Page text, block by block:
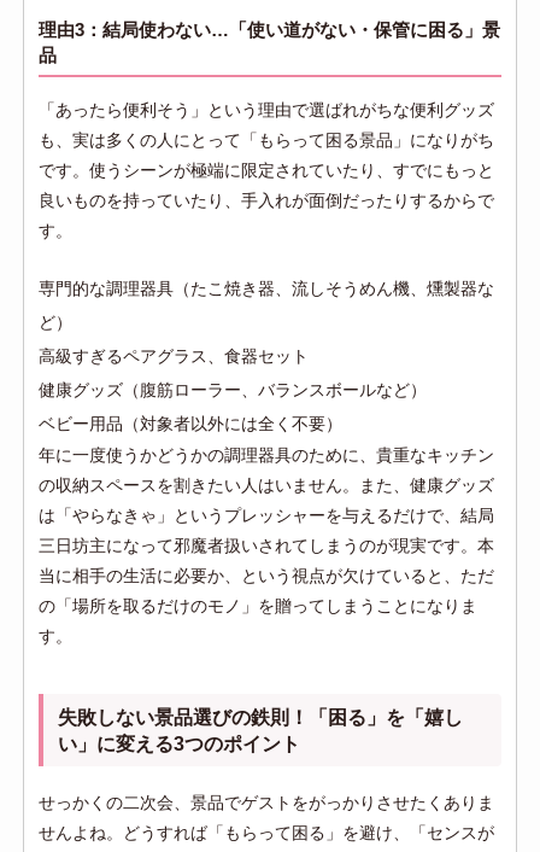
理由3：結局使わない…「使い道がない・保管に困る」景
品
「あったら便利そう」という理由で選ばれがちな便利グッズ
も、実は多くの人にとって「もらって困る景品」になりがち
です。使うシーンが極端に限定されていたり、すでにもっと
良いものを持っていたり、手入れが面倒だったりするからで
す。
専門的な調理器具（たこ焼き器、流しそうめん機、燻製器な
ど）
高級すぎるペアグラス、食器セット
健康グッズ（腹筋ローラー、バランスボールなど）
ベビー用品（対象者以外には全く不要）
年に一度使うかどうかの調理器具のために、貴重なキッチン
の収納スペースを割きたい人はいません。また、健康グッズ
は「やらなきゃ」というプレッシャーを与えるだけで、結局
三日坊主になって邪魔者扱いされてしまうのが現実です。本
当に相手の生活に必要か、という視点が欠けていると、ただ
の「場所を取るだけのモノ」を贈ってしまうことになりま
す。
失敗しない景品選びの鉄則！「困る」を「嬉し
い」に変える3つのポイント
せっかくの二次会、景品でゲストをがっかりさせたくありま
せんよね。どうすれば「もらって困る」を避け、「センスが